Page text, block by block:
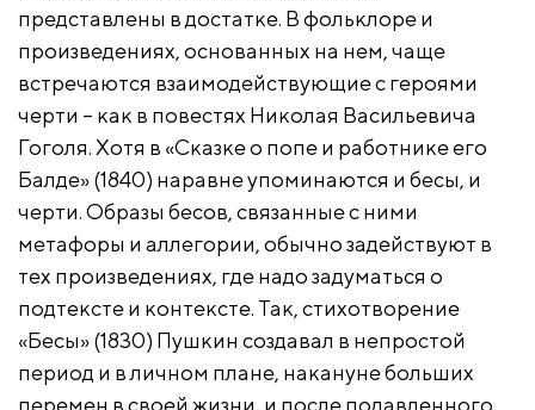
представлены в достатке. В фольклоре и
произведениях, основанных на нем, чаще
встречаются взаимодействующие с героями
черти – как в повестях Николая Васильевича
Гоголя. Хотя в «Сказке о попе и работнике его
Балде» (1840) наравне упоминаются и бесы, и
черти. Образы бесов, связанные с ними
метафоры и аллегории, обычно задействуют в
тех произведениях, где надо задуматься о
подтексте и контексте. Так, стихотворение
«Бесы» (1830) Пушкин создавал в непростой
период и в личном плане, накануне больших
перемен в своей жизни, и после подавленного